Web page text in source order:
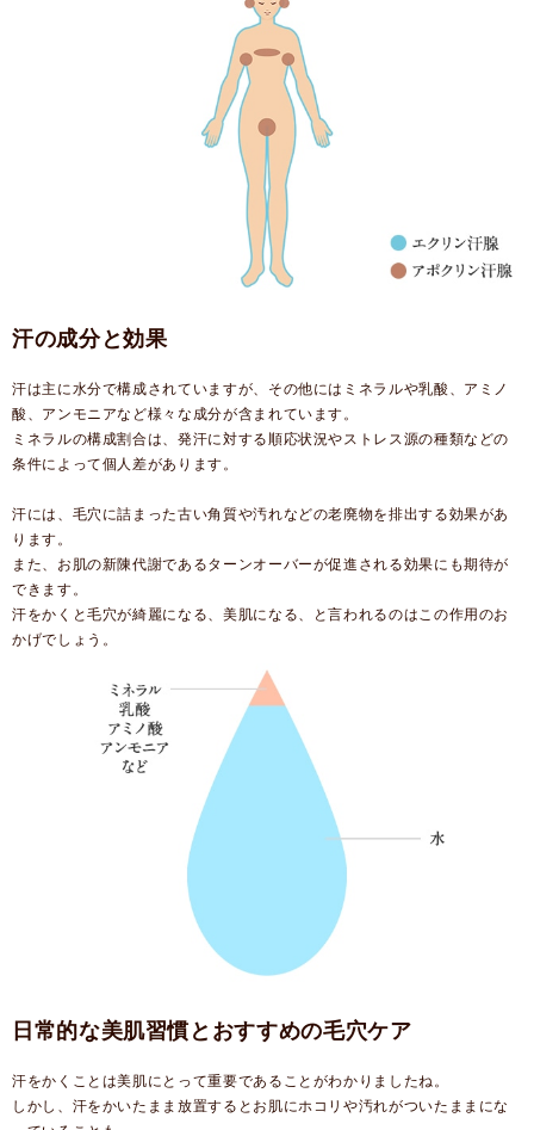
汗の成分と効果
汗は主に水分で構成されていますが、その他にはミネラルや乳酸、アミノ
酸、アンモニアなど様々な成分が含まれています。
ミネラルの構成割合は、発汗に対する順応状況やストレス源の種類などの
条件によって個人差があります。
汗には、毛穴に詰まった古い角質や汚れなどの老廃物を排出する効果があ
ります。
また、お肌の新陳代謝であるターンオーバーが促進される効果にも期待が
できます。
汗をかくと毛穴が綺麗になる、美肌になる、と言われるのはこの作用のお
かげでしょう。
日常的な美肌習慣とおすすめの毛穴ケア
汗をかくことは美肌にとって重要であることがわかりましたね。
しかし、汗をかいたまま放置するとお肌にホコリや汚れがついたままにな